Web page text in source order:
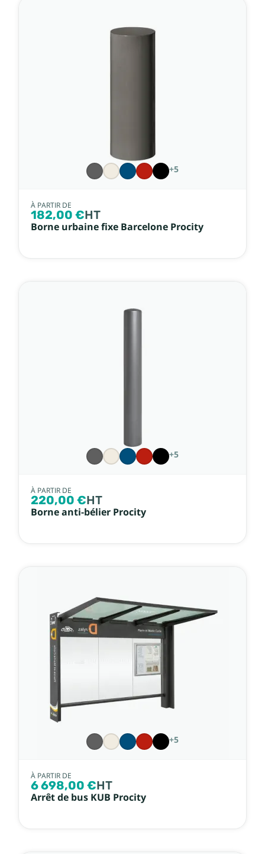
+5
À PARTIR DE
182,00 €HT
Borne urbaine fixe Barcelone Procity
+5
À PARTIR DE
220,00 €HT
Borne anti-bélier Procity
+5
À PARTIR DE
6 698,00 €HT
Arrêt de bus KUB Procity